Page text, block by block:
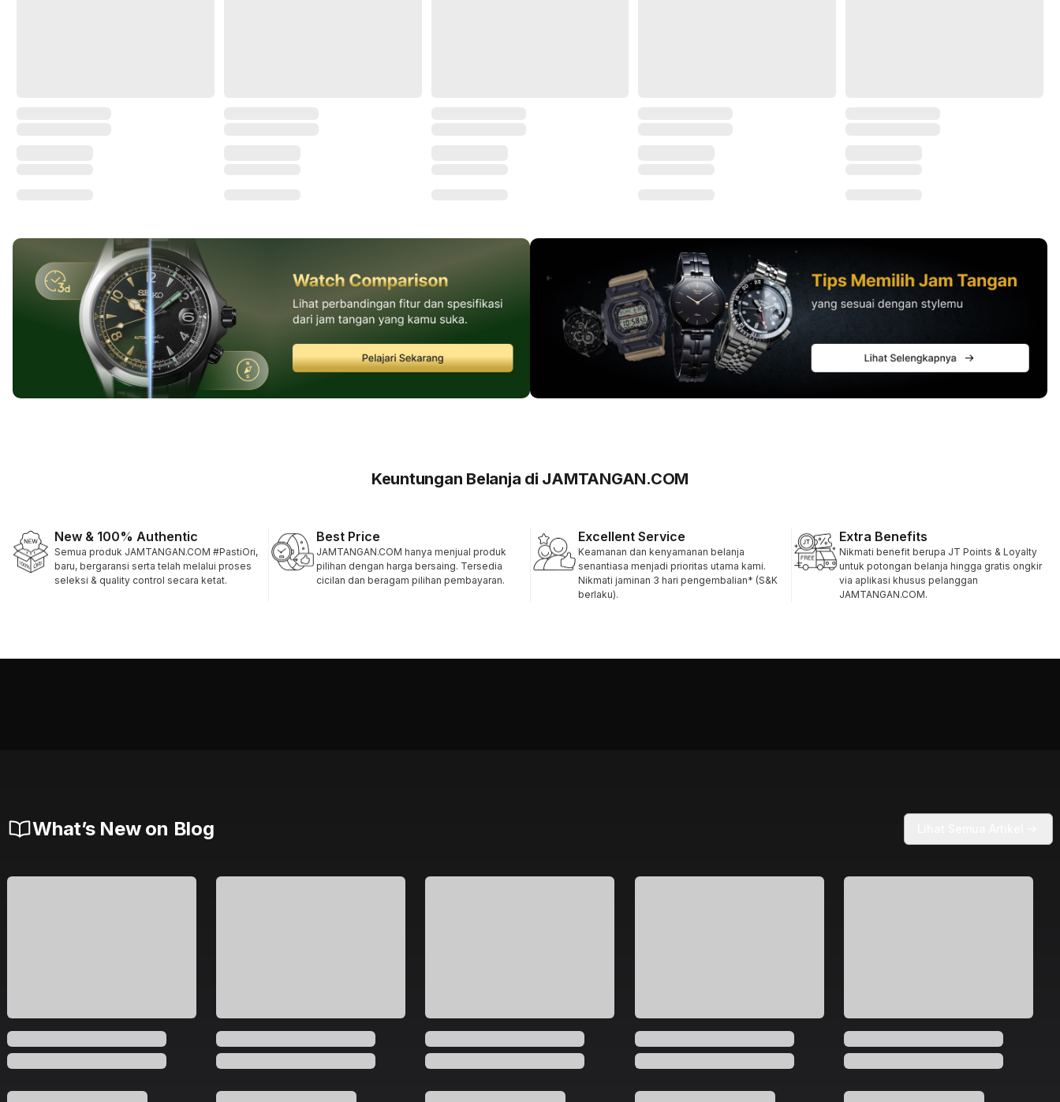
Keuntungan Belanja di JAMTANGAN.COM
New & 100% Authentic
Semua produk JAMTANGAN.COM #PastiOri,
baru, bergaransi serta telah melalui proses
seleksi & quality control secara ketat.
Best Price
JAMTANGAN.COM hanya menjual produk
pilihan dengan harga bersaing. Tersedia
cicilan dan beragam pilihan pembayaran.
Excellent Service
Keamanan dan kenyamanan belanja
senantiasa menjadi prioritas utama kami.
Nikmati jaminan 3 hari pengembalian* (S&K
berlaku).
Extra Benefits
Nikmati benefit berupa JT Points & Loyalty
untuk potongan belanja hingga gratis ongkir
via aplikasi khusus pelanggan
JAMTANGAN.COM.
What’s New on Blog